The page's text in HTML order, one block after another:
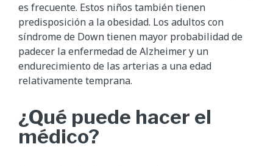
es frecuente. Estos niños también tienen
predisposición a la obesidad. Los adultos con
síndrome de Down tienen mayor probabilidad de
padecer la enfermedad de Alzheimer y un
endurecimiento de las arterias a una edad
relativamente temprana.
¿Qué puede hacer el
médico?